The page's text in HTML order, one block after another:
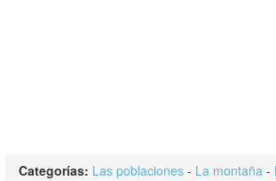
Categorías: Las poblaciones - La montaña -